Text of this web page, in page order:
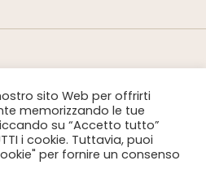
Marchesi Cattaneo
Giustiniani.
sito Web per offrirti
memorizzando le tue
su “Accetto tutto”
i cookie. Tuttavia, puoi
per fornire un consenso